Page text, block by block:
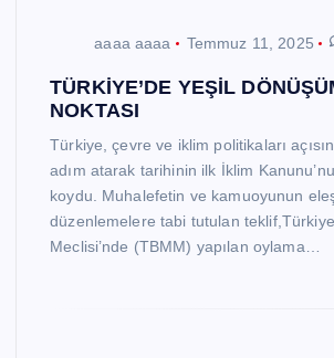
aaaa aaaa Temmuz 11, 2025
TÜRKİYE’DE YEŞİL
NOKTASI
Türkiye, çevre ve iklim politikaları
adım atarak tarihinin ilk İklim
koydu. Muhalefetin ve kamuoyunun
düzenlemelere tabi tutulan
Meclisi’nde (TBMM) yapılan oylama…